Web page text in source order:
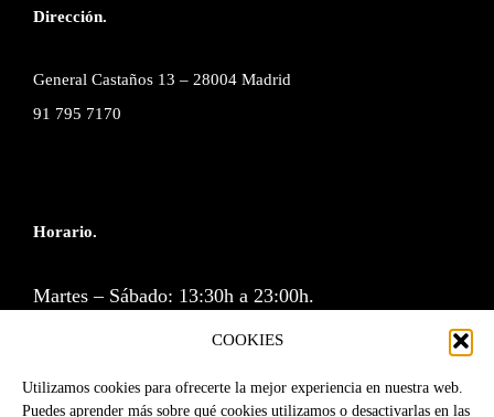
COOKIES
Utilizamos cookies para ofrecerte la mejor experiencia en nuestra web.
Puedes aprender más sobre qué cookies utilizamos o desactivarlas en las
Dirección.
General Castaños 13 – 28004 Madrid
91 795 7170
Horario.
Martes – Sábado: 13:30h a 23:00h.
Lunes y Domingos cerramos.